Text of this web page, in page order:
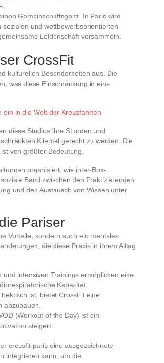
Gemeinschaftsgeist. In Paris wird
und wettbewerbsorientierten
Leidenschaft versammeln.
CrossFit
kulturellen Besonderheiten aus. Die
was diese Einschränkung in eine
ein in die Welt der Kreuzfahrten
diese Studios ihre Stunden und
Klientel gerecht zu werden. Die
von größter Bedeutung.
organisiert, wie inter-Box-
Band zwischen den Praktizierenden
und den Austausch von Wissen unter
Pariser
Vorteile, sondern auch ein mentales
die diese Praxis in ihrem Alltag
und intensiven Trainings ermöglichen eine
Kapazität.
ist, bietet CrossFit eine
abzubauen.
(Workout of the Day) ist ein
steigert.
crossfit paris eine ausgezeichnete
integrieren kann, um die